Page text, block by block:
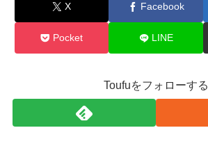
X Facebook
Pocket LINE
Toufuをフォローする